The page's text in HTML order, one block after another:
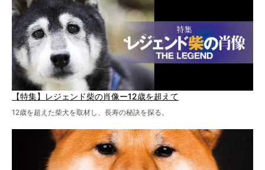
【特集】レジェンド柴の肖像ー12歳を超えて
12歳を超えた柴犬を取材し、長寿の秘訣を探る。